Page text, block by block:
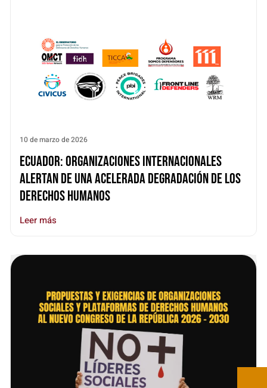
10 de marzo de 2026
Ecuador: organizaciones internacionales
alertan de una acelerada degradación de los
derechos humanos
Leer más